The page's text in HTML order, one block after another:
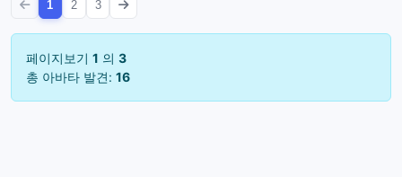
1 2 3
페이지보기 1 의 3
총 아바타 발견: 16